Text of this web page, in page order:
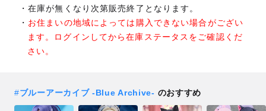
在庫が無くなり次第販売終了となります。
お住まいの地域によっては購入できない場合がござい
ます。ログインしてから在庫ステータスをご確認くだ
さい。
#ブルーアーカイブ -Blue Archive- のおすすめ